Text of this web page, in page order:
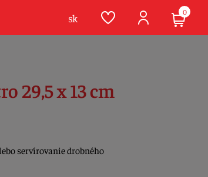
29,5 x 13 cm
servírovanie drobného
sk 0